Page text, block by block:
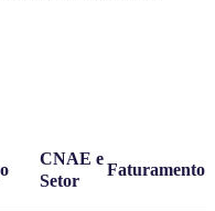
CNAE e
Setor
Faturamento